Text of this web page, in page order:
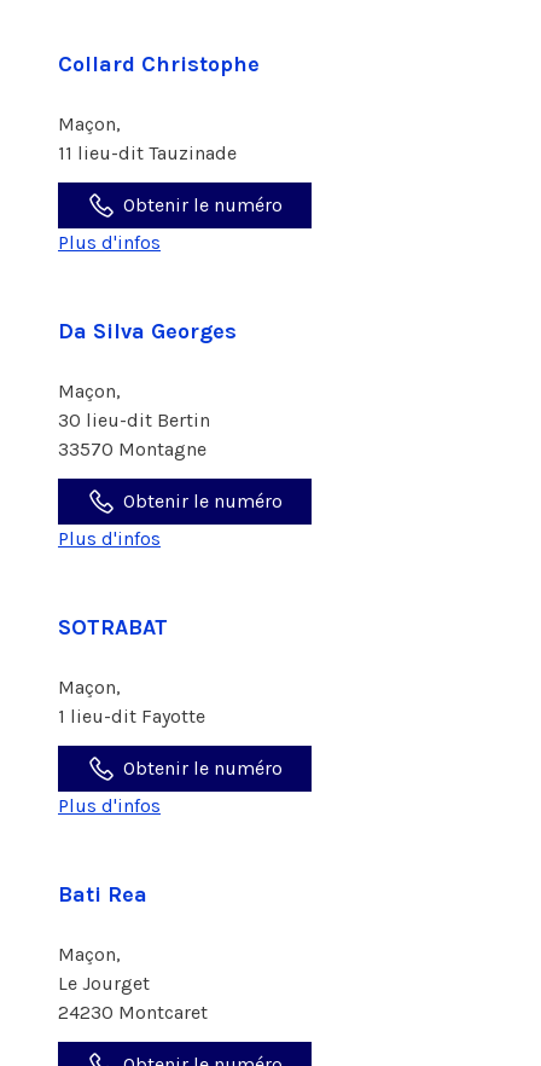
Collard Christophe
Maçon,
11 lieu-dit Tauzinade
Obtenir le numéro
Plus d'infos
Da Silva Georges
Maçon,
30 lieu-dit Bertin
33570 Montagne
Obtenir le numéro
Plus d'infos
SOTRABAT
Maçon,
1 lieu-dit Fayotte
Obtenir le numéro
Plus d'infos
Bati Rea
Maçon,
Le Jourget
24230 Montcaret